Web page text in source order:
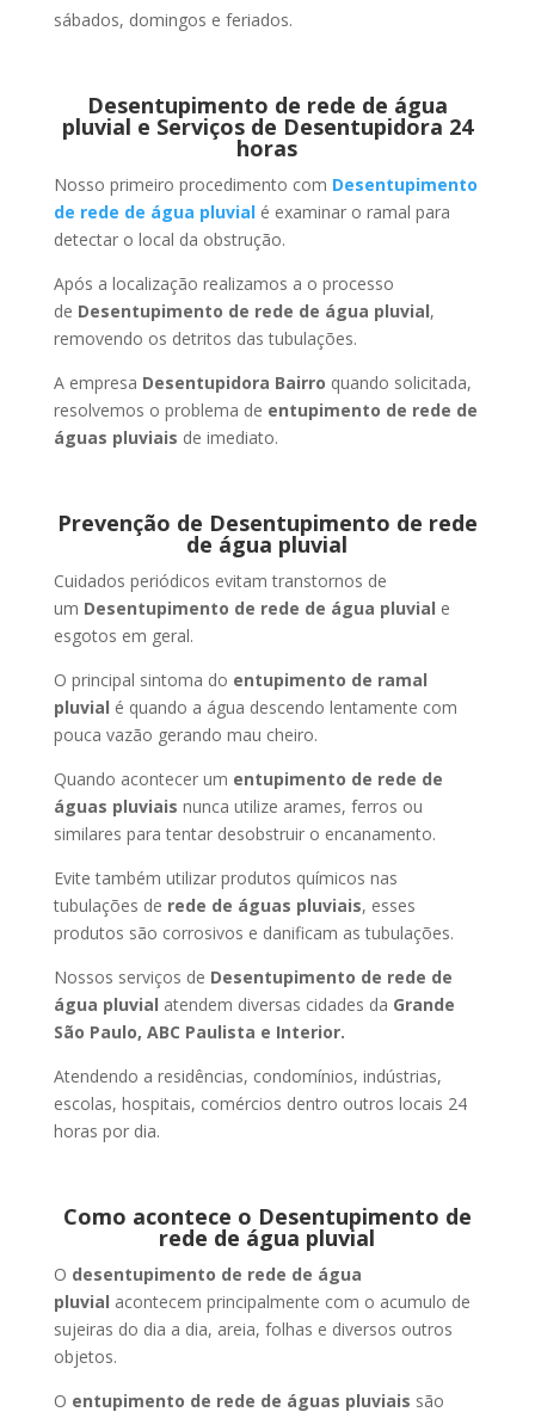
sábados, domingos e feriados.
Desentupimento de rede de água
pluvial e Serviços de Desentupidora 24
horas
Nosso primeiro procedimento com Desentupimento
de rede de água pluvialé examinar o ramal para
detectar o local da obstrução.
Após a localização realizamos a o processo
de Desentupimento de rede de água pluvial,
removendo os detritos das tubulações.
A empresa Desentupidora Bairro quando solicitada,
resolvemos o problema de entupimento de rede de
águas pluviais de imediato.
Prevenção de Desentupimento de rede
de água pluvial
Cuidados periódicos evitam transtornos de
um Desentupimento de rede de água pluvial e
esgotos em geral.
O principal sintoma do entupimento de ramal
pluvial é quando a água descendo lentamente com
pouca vazão gerando mau cheiro.
Quando acontecer um entupimento de rede de
águas pluviais nunca utilize arames, ferros ou
similares para tentar desobstruir o encanamento.
Evite também utilizar produtos químicos nas
tubulações de rede de águas pluviais, esses
produtos são corrosivos e danificam as tubulações.
Nossos serviços de Desentupimento de rede de
água pluvial atendem diversas cidades da Grande
São Paulo, ABC Paulista e Interior.
Atendendo a residências, condomínios, indústrias,
escolas, hospitais, comércios dentro outros locais 24
horas por dia.
Como acontece o Desentupimento de
rede de água pluvial
O desentupimento de rede de água
pluvial acontecem principalmente com o acumulo de
sujeiras do dia a dia, areia, folhas e diversos outros
objetos.
O entupimento de rede de águas pluviais são